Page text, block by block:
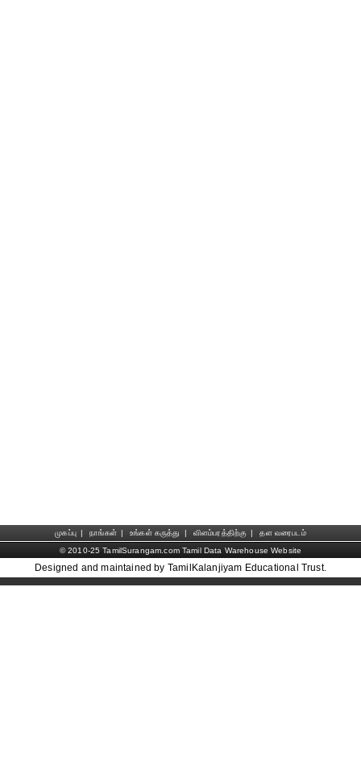
முகப்பு | நாங்கள் | உங்கள் கருத்து | விளம்பரத்திற்கு |
தள வரைபடம்
© 2010-25 TamilSurangam.com Tamil Data Warehouse Website
Designed and maintained by TamilKalanjiyam Educational Trust.